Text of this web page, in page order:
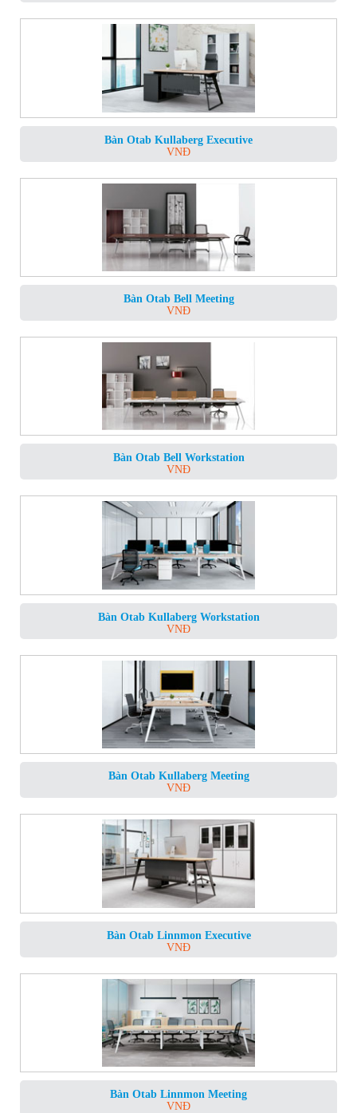
Bàn Otab Kullaberg Executive
VNĐ
Bàn Otab Bell Meeting
VNĐ
Bàn Otab Bell Workstation
VNĐ
Bàn Otab Kullaberg Workstation
VNĐ
Bàn Otab Kullaberg Meeting
VNĐ
Bàn Otab Linnmon Executive
VNĐ
Bàn Otab Linnmon Meeting
VNĐ